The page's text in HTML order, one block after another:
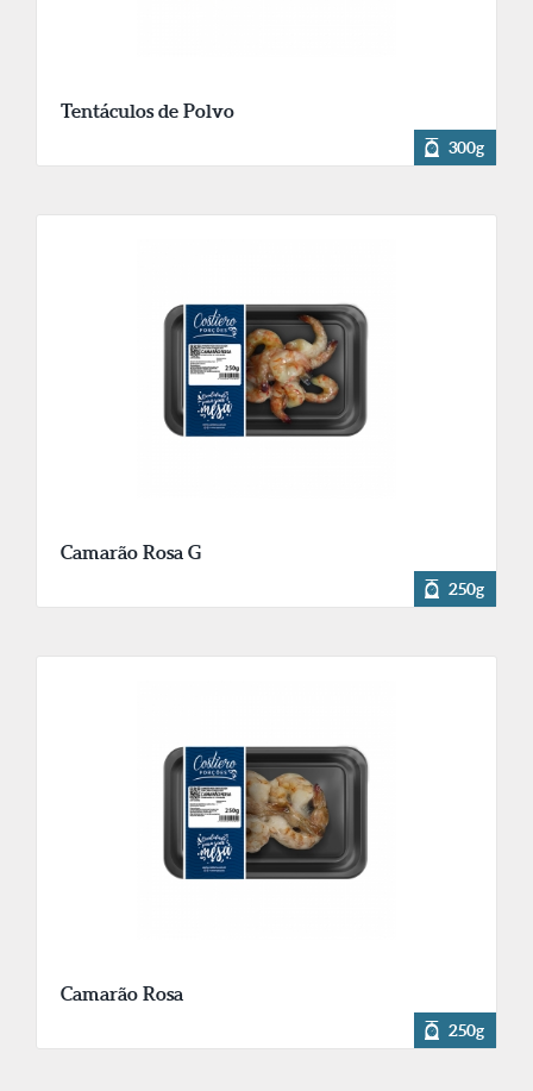
Tentáculos de Polvo
300g
Camarão Rosa G
250g
Camarão Rosa
250g